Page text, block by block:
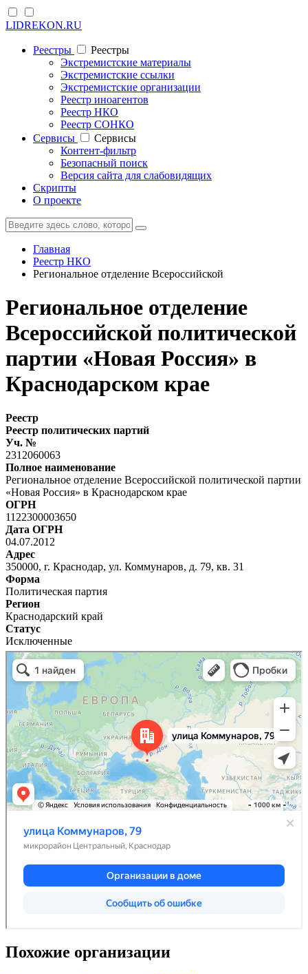
LIDREKON.RU
Реестры
Реестры
Экстремистские материалы
Экстремистские ссылки
Экстремистские организации
Реестр иноагентов
Реестр НКО
Реестр СОНКО
Cервисы
Cервисы
Контент-фильтр
Безопасный поиск
Версия сайта для слабовидящих
Скрипты
О проекте
Главная
Реестр НКО
Региональное отделение Всероссийской
Региональное отделение
Всероссийской политической
партии «Новая Россия» в
Краснодарском крае
Реестр
Реестр политических партий
Уч. №
2312060063
Полное наименование
Региональное отделение Всероссийской политической партии
«Новая Россия» в Краснодарском крае
ОГРН
1122300003650
Дата ОГРН
04.07.2012
Адрес
350000, г. Краснодар, ул. Коммунаров, д. 79, кв. 31
Форма
Политическая партия
Регион
Краснодарский край
Статус
Исключенные
Похожие организации